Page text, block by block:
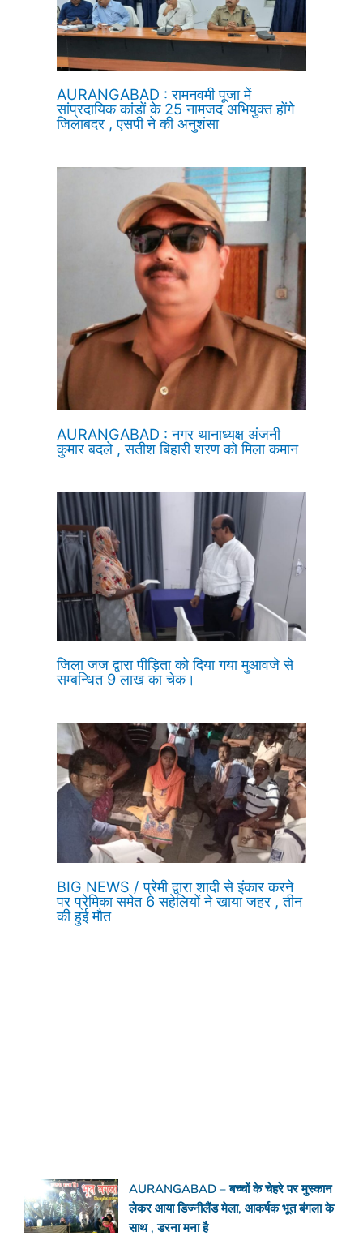
AURANGABAD : रामनवमी पूजा में
सांप्रदायिक कांडों के 25 नामजद अभियुक्त होंगे
जिलाबदर , एसपी ने की अनुशंसा
AURANGABAD : नगर थानाध्यक्ष अंजनी
कुमार बदले , सतीश बिहारी शरण को मिला कमान
जिला जज द्वारा पीड़िता को दिया गया मुआवजे से
सम्बन्धित 9 लाख का चेक।
BIG NEWS / प्रेमी द्वारा शादी से इंकार करने
पर प्रेमिका समेत 6 सहेलियों ने खाया जहर , तीन
की हुई मौत
AURANGABAD – बच्चों के चेहरे पर मुस्कान
लेकर आया डिज्नीलैंड मेला, आकर्षक भूत बंगला के
साथ , डरना मना है